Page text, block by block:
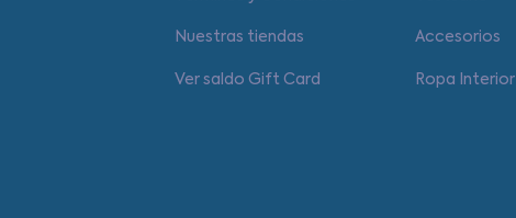
Nuestras tiendas
Ver saldo Gift Card
Accesorios
Ropa Interior